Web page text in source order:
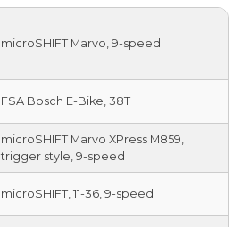
microSHIFT Marvo, 9-speed
FSA Bosch E-Bike, 38T
microSHIFT Marvo XPress M859,
trigger style, 9-speed
microSHIFT, 11-36, 9-speed